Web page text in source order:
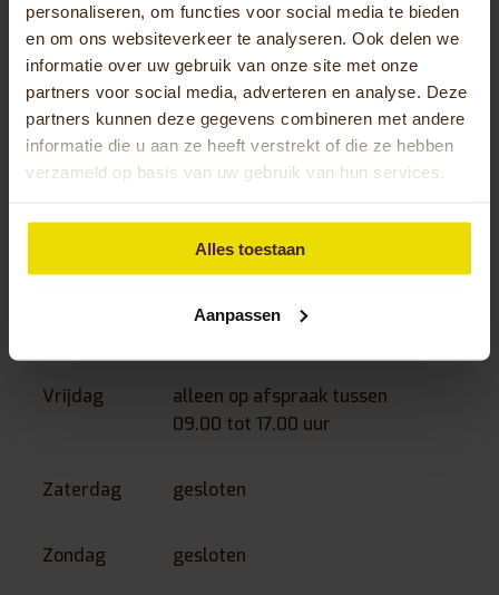
personaliseren, om functies voor social media te bieden
en om ons websiteverkeer te analyseren. Ook delen we
informatie over uw gebruik van onze site met onze
partners voor social media, adverteren en analyse. Deze
partners kunnen deze gegevens combineren met andere
informatie die u aan ze heeft verstrekt of die ze hebben
verzameld op basis van uw gebruik van hun services.
Alles toestaan
Aanpassen
Dinsdag
13.30 uur tot 16.30 uur
(09.00 uur tot 12.30 op
afspraak)
Woensdag
13.30 uur tot 16.30 uur
afspraak)
10.00 uur tot 12.30 uur –
13.30 tot 16.30 uur
Vrijdag
alleen op afspraak tussen
09.00 tot 17.00 uur
Zaterdag gesloten
Zondag gesloten